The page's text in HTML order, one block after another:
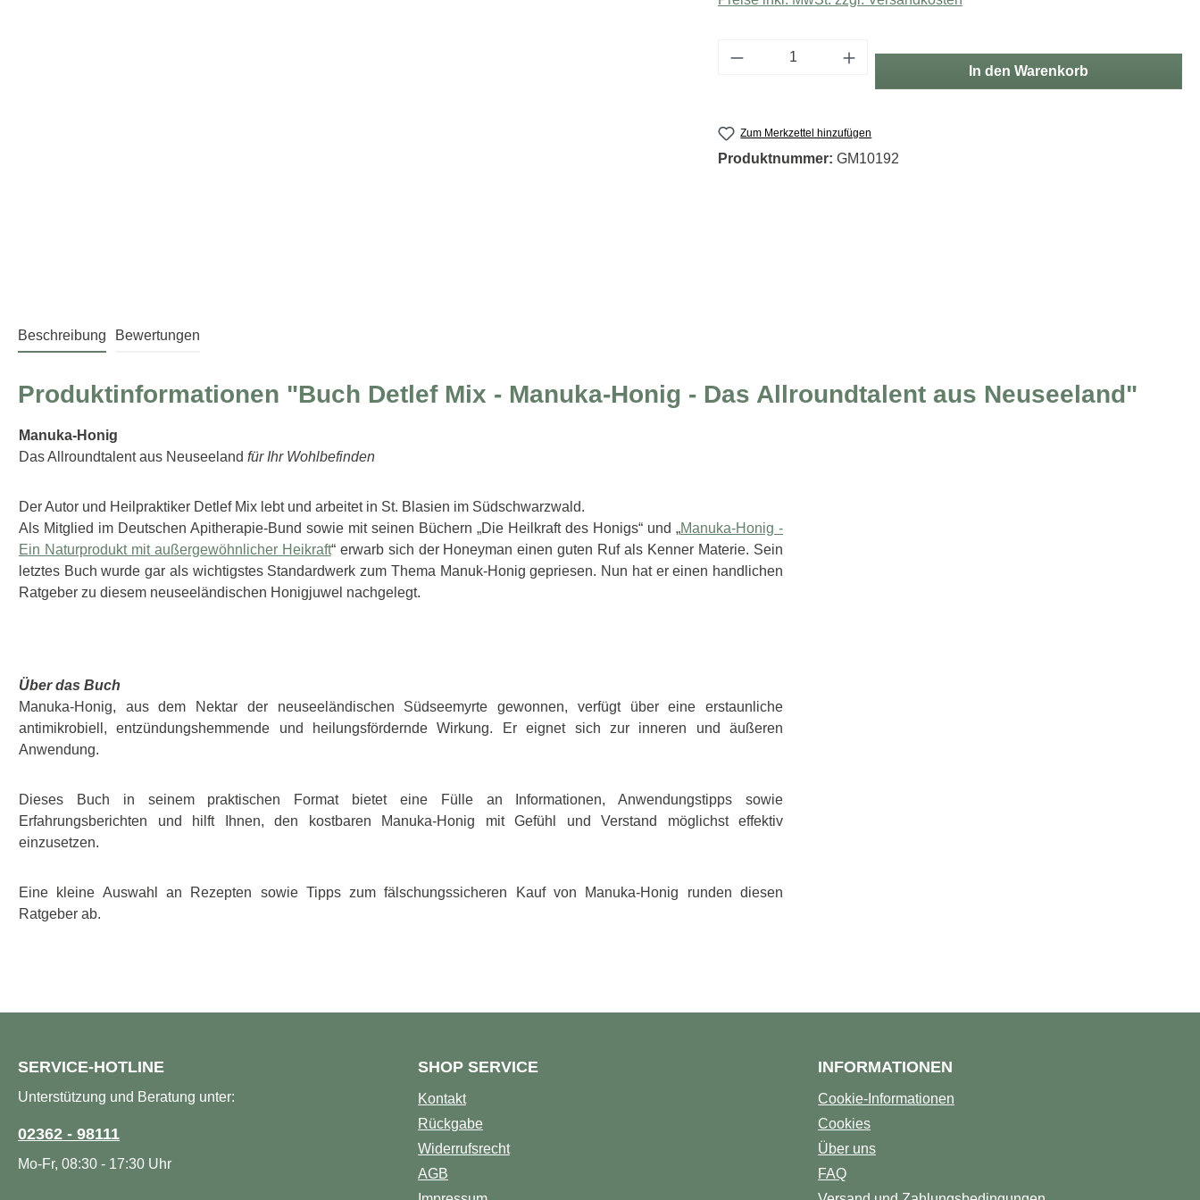
Produkt Anzahl: Gib den gewünschten Wert ein
In den Warenkorb
Zum Merkzettel hinzufügen
Produktnummer: GM10192
Beschreibung Bewertungen
Produktinformationen "Buch Detlef Mix - Manuka-Honig - Das Allroundtalent aus Neuseeland"
Manuka-Honig
Das Allroundtalent aus Neuseeland für Ihr Wohlbefinden
Der Autor und Heilpraktiker Detlef Mix lebt und arbeitet in St. Blasien im Südschwarzwald.
Als Mitglied im Deutschen Apitherapie-Bund sowie mit seinen Büchern „Die Heilkraft des Honigs“ und „Manuka-Honig -
Ein Naturprodukt mit außergewöhnlicher Heikraft“ erwarb sich der Honeyman einen guten Ruf als Kenner Materie. Sein
letztes Buch wurde gar als wichtigstes Standardwerk zum Thema Manuk-Honig gepriesen. Nun hat er einen handlichen
Ratgeber zu diesem neuseeländischen Honigjuwel nachgelegt.
Über das Buch
Manuka-Honig, aus dem Nektar der neuseeländischen Südseemyrte gewonnen, verfügt über eine erstaunliche
antimikrobiell, entzündungshemmende und heilungsfördernde Wirkung. Er eignet sich zur inneren und äußeren
Anwendung.
Dieses Buch in seinem praktischen Format bietet eine Fülle an Informationen, Anwendungstipps sowie
Erfahrungsberichten und hilft Ihnen, den kostbaren Manuka-Honig mit Gefühl und Verstand möglichst effektiv
einzusetzen.
Eine kleine Auswahl an Rezepten sowie Tipps zum fälschungssicheren Kauf von Manuka-Honig runden diesen
Ratgeber ab.
SERVICE-HOTLINE
Unterstützung und Beratung unter:
02362 - 98111
Mo-Fr, 08:30 - 17:30 Uhr
SHOP SERVICE
Kontakt
Rückgabe
Widerrufsrecht
AGB
INFORMATIONEN
Cookie-Informationen
Cookies
Über uns
FAQ